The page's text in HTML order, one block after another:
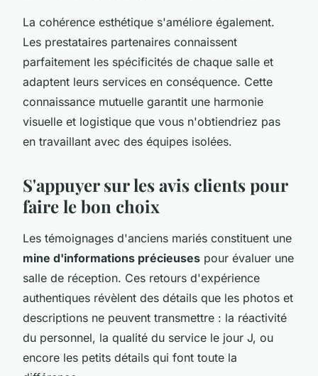
La cohérence esthétique s'améliore également.
Les prestataires partenaires connaissent
parfaitement les spécificités de chaque salle et
adaptent leurs services en conséquence. Cette
connaissance mutuelle garantit une harmonie
visuelle et logistique que vous n'obtiendriez pas
en travaillant avec des équipes isolées.
S'appuyer sur les avis clients pour
faire le bon choix
Les témoignages d'anciens mariés constituent une
mine d'informations précieuses pour évaluer une
salle de réception. Ces retours d'expérience
authentiques révèlent des détails que les photos et
descriptions ne peuvent transmettre : la réactivité
du personnel, la qualité du service le jour J, ou
encore les petits détails qui font toute la